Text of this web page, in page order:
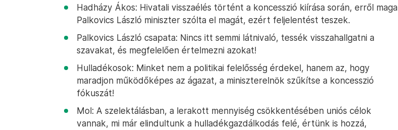
Hadházy Ákos: Hivatali visszaélés történt a koncesszió kiírása során, erről maga
Palkovics László miniszter szólta el magát, ezért feljelentést teszek.
Palkovics László csapata: Nincs itt semmi látnivaló, tessék visszahallgatni a
szavakat, és megfelelően értelmezni azokat!
Hulladékosok: Minket nem a politikai felelősség érdekel, hanem az, hogy
maradjon működőképes az ágazat, a miniszterelnök szűkítse a koncesszió
fókuszát!
Mol: A szelektálásban, a lerakott mennyiség csökkentésében uniós célok
vannak, mi már elindultunk a hulladékgazdálkodás felé, értünk is hozzá,